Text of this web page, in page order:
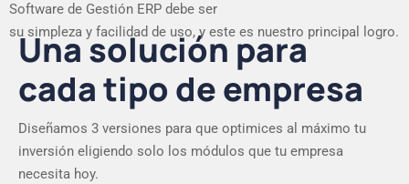
Software de Gestión ERP debe ser
su simpleza y facilidad de uso, y este es nuestro principal logro.
Una solución para
cada tipo de empresa
Diseñamos 3 versiones para que optimices al máximo tu
inversión eligiendo solo los módulos que tu empresa
necesita hoy.